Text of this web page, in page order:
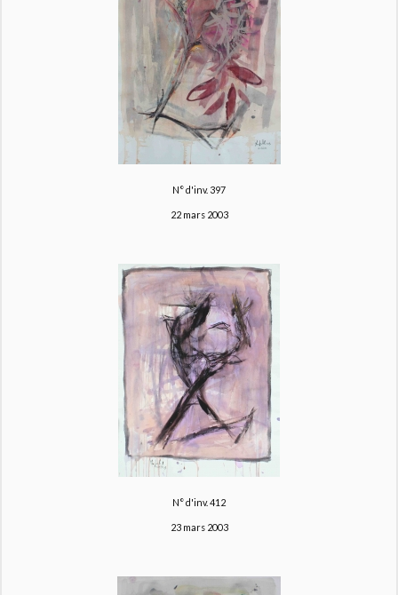
N° d'inv. 397
22 mars 2003
N° d'inv. 412
23 mars 2003